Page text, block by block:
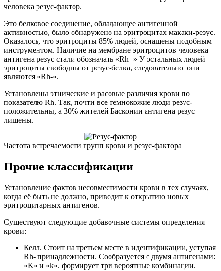
человека резус-фактор.
Это белковое соединение, обладающее антигенной
активностью, было обнаружено на эритроцитах макаки-резус.
Оказалось, что эритроциты 85% людей, оснащены подобным
инструментом. Наличие на мембране эритроцитов человека
антигена резус стали обозначать «Rh+» У остальных людей
эритроциты свободны от резус-белка, следовательно, они
являются «Rh-».
Установлены этнические и расовые различия крови по
показателю Rh. Так, почти все темнокожие люди резус-
положительны, а 30% жителей Басконии антигена резус
лишены.
Частота встречаемости групп крови и резус-фактора
Прочие классификации
Установление фактов несовместимости крови в тех случаях,
когда её быть не должно, приводит к открытию новых
эритроцитарных антигенов.
Существуют следующие добавочные системы определения
крови:
Келл. Стоит на третьем месте в идентификации, уступая
Rh- принадлежности. Сообразуется с двумя антигенами:
«K» и «k». формирует три вероятные комбинации.